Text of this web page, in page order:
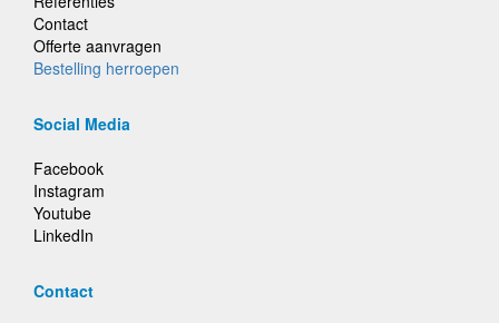
Contact
Offerte aanvragen
Bestelling herroepen
Social Media
Facebook
Instagram
Youtube
LinkedIn
Contact